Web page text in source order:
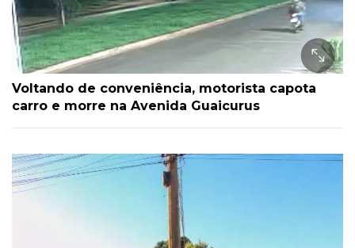
Voltando de conveniência, motorista capota
carro e morre na Avenida Guaicurus